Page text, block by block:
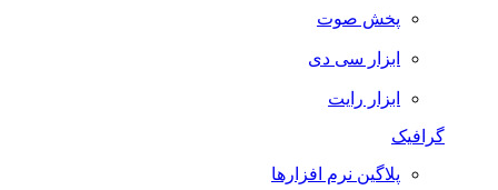
پخش صوت
ابزار سی دی
ابزار رایت
گرافیک
پلاگین نرم افزارها